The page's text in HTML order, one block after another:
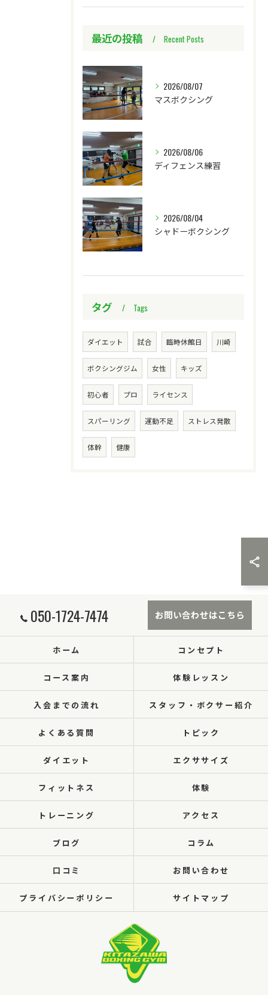
最近の投稿 Recent Posts
2026/08/07
マスボクシング
2026/08/06
ディフェンス練習
2026/08/04
シャドーボクシング
タグ Tags
ダイエット 試合 臨時休館日 川崎
ボクシングジム 女性 キッズ
初心者 プロ ライセンス
スパーリング 運動不足 ストレス発散
体幹 健康
050-1724-7474 お問い合わせはこちら
ホーム コンセプト
コース案内 体験レッスン
入会までの流れ スタッフ・ボクサー紹介
よくある質問 トピック
ダイエット エクササイズ
フィットネス 体験
トレーニング アクセス
ブログ コラム
口コミ お問い合わせ
プライバシーポリシー サイトマップ